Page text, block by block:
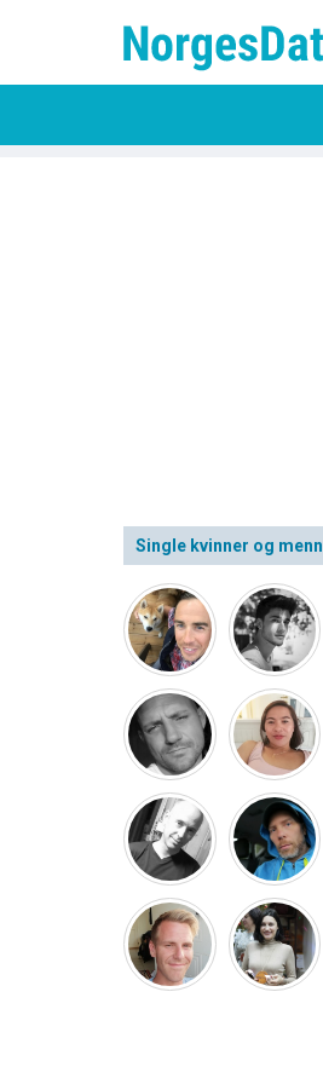
Single kvinner og menn